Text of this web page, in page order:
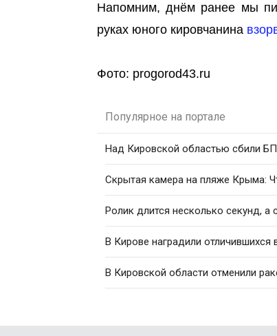
Напомним, днём ранее мы
руках юного кировчанина
Фото: progorod43.ru
Популярное на портале
Над Кировской областью сбили
Скрытая камера на пляже Крыма:
Ролик длится несколько секунд, а
В Кирове наградили отличившихся
В Кировской области отменили